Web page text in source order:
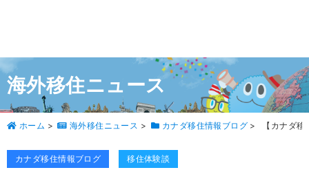
海外移住ニュース
ホーム > 海外移住ニュース > カナダ移住情報ブログ > 【カナダ
カナダ移住情報ブログ 移住体験談